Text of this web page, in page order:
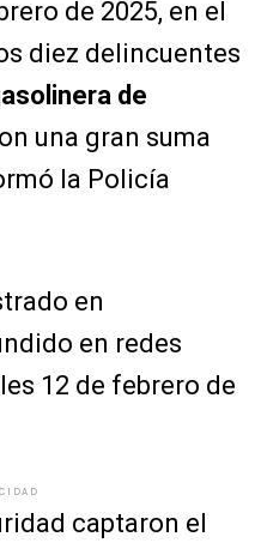
de 2025, en el
diez delincuentes
de
una gran suma
la Policía
en
en redes
12 de febrero de
captaron el